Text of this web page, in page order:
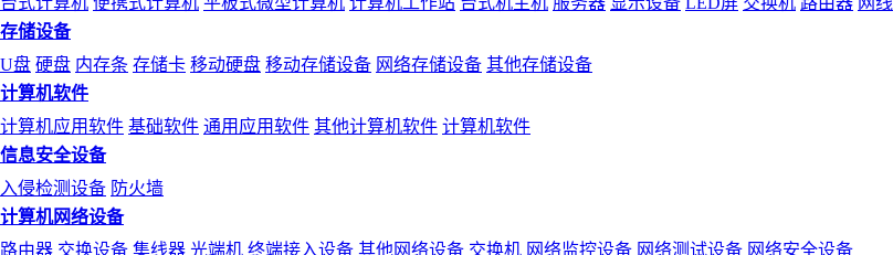
存储设备
U盘 硬盘 内存条 存储卡 移动硬盘 移动存储设备 网络存储设备 其他存储设备
计算机软件
计算机应用软件 基础软件 通用应用软件 其他计算机软件 计算机软件
信息安全设备
入侵检测设备 防火墙
计算机网络设备
路由器 交换设备 集线器 光端机 终端接入设备 其他网络设备 交换机 网络监控设备 网络测试设备 网络安全设备